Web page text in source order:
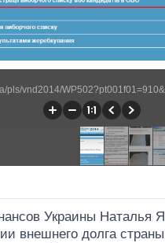
pls/vnd2014/
Украины Наталья
внешнего долга